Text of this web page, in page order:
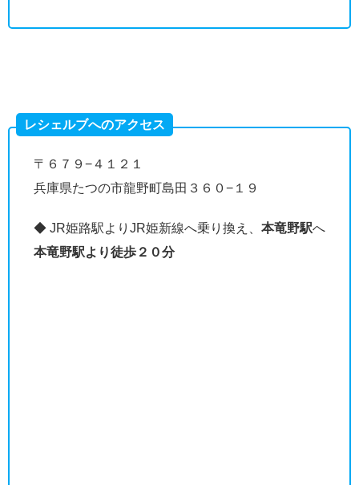
レシェルブへのアクセス
〒６７９−４１２１
兵庫県たつの市龍野町島田３６０−１９
◆ JR姫路駅よりJR姫新線へ乗り換え、 本竜野駅へ
本竜野駅より徒歩２０分